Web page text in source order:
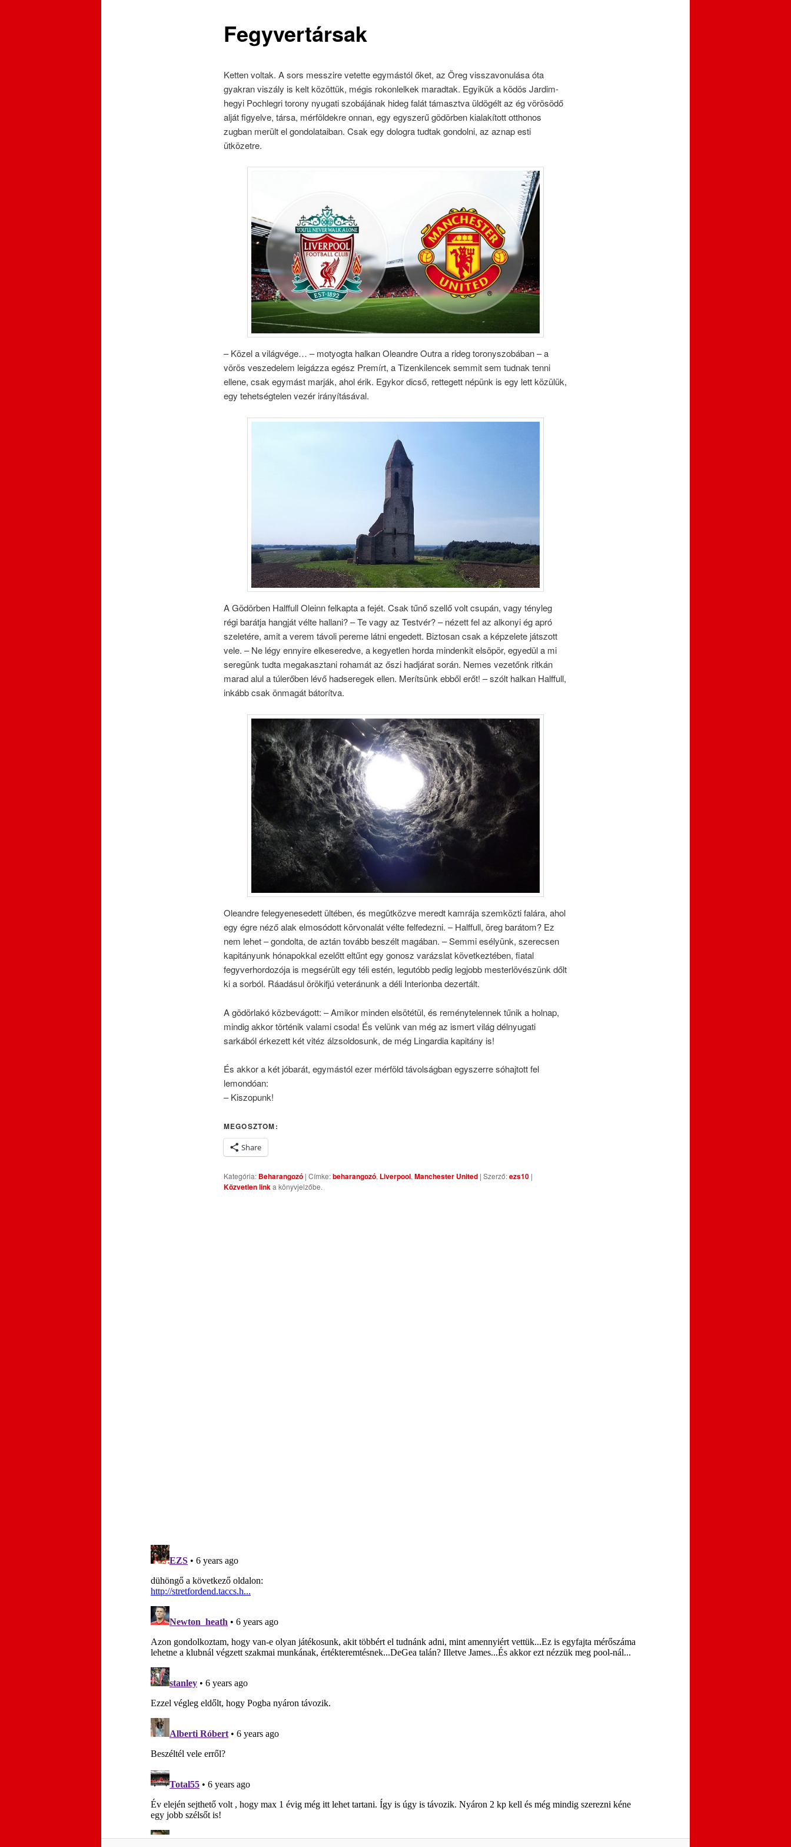
Fegyvertársak
Ketten voltak. A sors messzire vetette egymástól őket, az Öreg visszavonulása óta
gyakran viszály is kelt közöttük, mégis rokonlelkek maradtak. Egyikük a ködös Jardim-
hegyi Pochlegri torony nyugati szobájának hideg falát támasztva üldögélt az ég vörösödő
alját figyelve, társa, mérföldekre onnan, egy egyszerű gödörben kialakított otthonos
zugban merült el gondolataiban. Csak egy dologra tudtak gondolni, az aznap esti
ütközetre.
– Közel a világvége… – motyogta halkan Oleandre Outra a rideg toronyszobában – a
vörös veszedelem leigázza egész Premírt, a Tizenkilencek semmit sem tudnak tenni
ellene, csak egymást marják, ahol érik. Egykor dicső, rettegett népünk is egy lett közülük,
egy tehetségtelen vezér irányításával.
A Gödörben Halffull Oleinn felkapta a fejét. Csak tűnő szellő volt csupán, vagy tényleg
régi barátja hangját vélte hallani? – Te vagy az Testvér? – nézett fel az alkonyi ég apró
szeletére, amit a verem távoli pereme látni engedett. Biztosan csak a képzelete játszott
vele. – Ne légy ennyire elkeseredve, a kegyetlen horda mindenkit elsöpör, egyedül a mi
seregünk tudta megakasztani rohamát az őszi hadjárat során. Nemes vezetőnk ritkán
marad alul a túlerőben lévő hadseregek ellen. Merítsünk ebből erőt! – szólt halkan Halffull,
inkább csak önmagát bátorítva.
Oleandre felegyenesedett ültében, és megütközve meredt kamrája szemközti falára, ahol
egy égre néző alak elmosódott körvonalát vélte felfedezni. – Halffull, öreg barátom? Ez
nem lehet – gondolta, de aztán tovább beszélt magában. – Semmi esélyünk, szerecsen
kapitányunk hónapokkal ezelőtt eltűnt egy gonosz varázslat következtében, fiatal
fegyverhordozója is megsérült egy téli estén, legutóbb pedig legjobb mesterlövészünk dőlt
ki a sorból. Ráadásul örökifjú veteránunk a déli Interionba dezertált.
A gödörlakó közbevágott: – Amikor minden elsötétül, és reménytelennek tűnik a holnap,
mindig akkor történik valami csoda! És velünk van még az ismert világ délnyugati
sarkából érkezett két vitéz álzsoldosunk, de még Lingardia kapitány is!
És akkor a két jóbarát, egymástól ezer mérföld távolságban egyszerre sóhajtott fel
lemondóan:
– Kiszopunk!
MEGOSZTOM:
Share
Kategória: Beharangozó| Címke:beharangozó, Liverpool,Manchester United| Szerző:ezs10|
Közvetlen linka könyvjelzőbe.